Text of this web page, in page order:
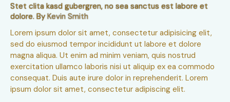
Stet clita kasd gubergren, no sea sanctus est labore et
dolore. ByKevin Smith
Lorem ipsum dolor sit amet, consectetur adipisicing elit,
sed do eiusmod tempor incididunt ut labore et dolore
magna aliqua. Ut enim ad minim veniam, quis nostrud
exercitation ullamco laboris nisi ut aliquip ex ea commodo
consequat. Duis aute irure dolor in reprehenderit. Lorem
ipsum dolor sit amet, consectetur adipiscing elit.